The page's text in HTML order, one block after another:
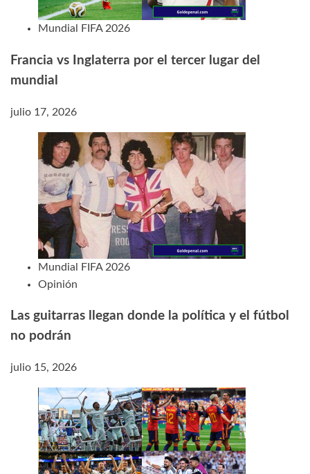
Mundial FIFA 2026
Francia vs Inglaterra por el tercer lugar del
mundial
julio 17, 2026
Mundial FIFA 2026
Opinión
Las guitarras llegan donde la política y el fútbol
no podrán
julio 15, 2026